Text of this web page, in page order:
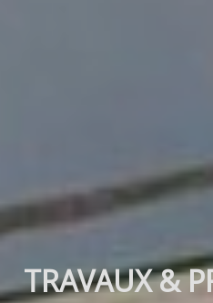
TRAVAUX &